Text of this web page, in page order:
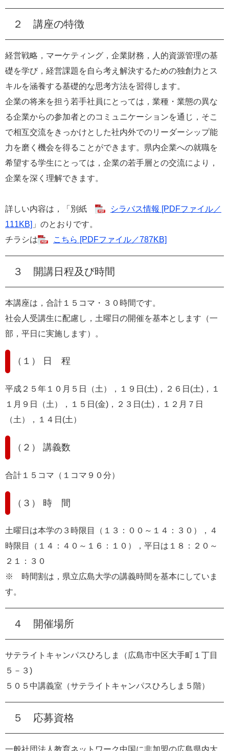
２ 講座の特徴
経営戦略，マーケティング，企業財務，人的資源管理の基
礎を学び，経営課題を自ら考え解決するための独創力とス
キルを涵養する基礎的な思考方法を習得します。
企業の将来を担う若手社員にとっては，業種・業態の異な
る企業からの参加者とのコミュニケーションを通じ，そこ
で相互交流をきっかけとした社内外でのリーダーシップ能
力を磨く機会を得ることができます。県内企業への就職を
希望する学生にとっては，企業の若手層との交流により，
企業を深く理解できます。
詳しい内容は，「別紙
シラバス情報 [PDFファイル／
111KB] 」のとおりです。
チラシは
こちら [PDFファイル／787KB]
３ 開講日程及び時間
本講座は，合計１５コマ・３０時間です。
社会人受講生に配慮し，土曜日の開催を基本とします（一
部，平日に実施します）。
（１） 日 程
平成２５年１０月５日（土），１９日(土)，２６日(土)，１
１月９日（土），１５日(金)，２３日(土)，１２月７日
（土），１４日(土）
（２） 講義数
合計１５コマ（１コマ９０分）
（３） 時 間
土曜日は本学の３時限目（１３：００～１４：３０），４
時限目（１４：４０～１６：１０），平日は１８：２０～
２１：３０
※ 時間割は，県立広島大学の講義時間を基本にしていま
す。
４ 開催場所
サテライトキャンパスひろしま（広島市中区大手町１丁目
５－３)
５０５中講義室（サテライトキャンパスひろしま５階）
５ 応募資格